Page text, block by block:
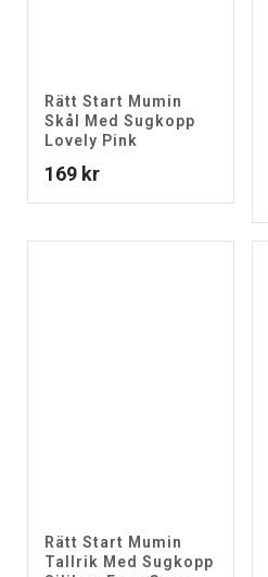
Rätt Start Mumin
Skål Med Sugkopp
Lovely Pink
169 kr
Rätt Start Mumin
Tallrik Med Sugkopp